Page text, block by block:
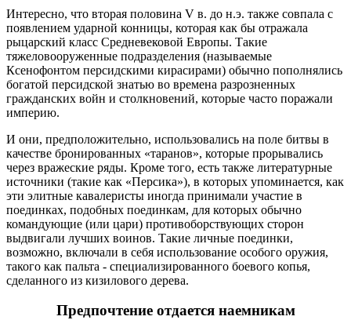
Интересно, что вторая половина V в. до н.э. также совпала с
появлением ударной конницы, которая как бы отражала
рыцарский класс Средневековой Европы. Такие
тяжеловооруженные подразделения (называемые
Ксенофонтом персидскими кирасирами) обычно пополнялись
богатой персидской знатью во времена разрозненных
гражданских войн и столкновений, которые часто поражали
империю.
И они, предположительно, использовались на поле битвы в
качестве бронированных «таранов», которые прорывались
через вражеские ряды. Кроме того, есть также литературные
источники (такие как «Персика»), в которых упоминается, как
эти элитные кавалеристы иногда принимали участие в
поединках, подобных поединкам, для которых обычно
командующие (или цари) противоборствующих сторон
выдвигали лучших воинов. Такие личные поединки,
возможно, включали в себя использование особого оружия,
такого как пальта - специализированного боевого копья,
сделанного из кизилового дерева.
Предпочтение отдается наемникам